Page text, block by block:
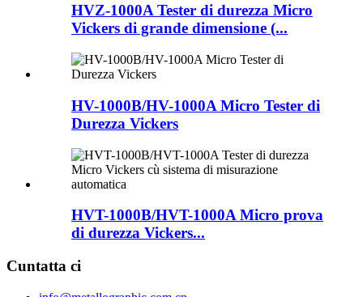
HVZ-1000A Tester di durezza Micro
Vickers di grande dimensione (...
HV-1000B/HV-1000A Micro Tester di
Durezza Vickers
HVT-1000B/HVT-1000A Micro prova
di durezza Vickers...
Cuntatta ci